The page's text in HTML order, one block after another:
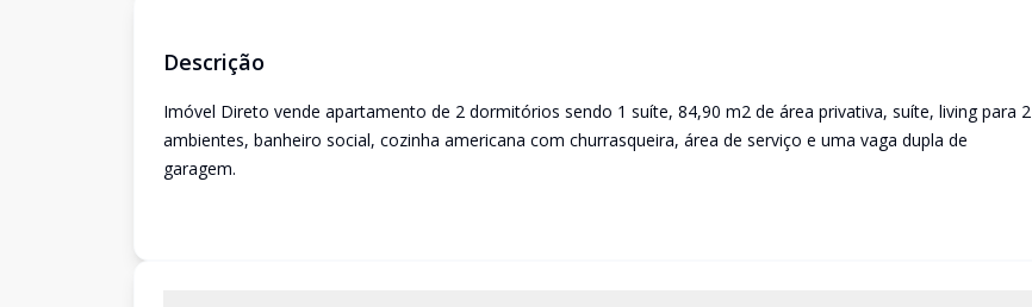
Descrição
Imóvel Direto vende apartamento de 2 dormitórios sendo 1 suíte, 84,90 m2 de área privativa, suíte, living para 2
ambientes, banheiro social, cozinha americana com churrasqueira, área de serviço e uma vaga dupla de
garagem.